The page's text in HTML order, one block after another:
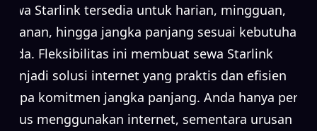
Sewa Starlink tersedia untuk harian, mingguan,
bulanan, hingga jangka panjang sesuai kebutuhan
Anda. Fleksibilitas ini membuat sewa Starlink
menjadi solusi internet yang praktis dan efisien
tanpa komitmen jangka panjang. Anda hanya perlu
fokus menggunakan internet, sementara urusan